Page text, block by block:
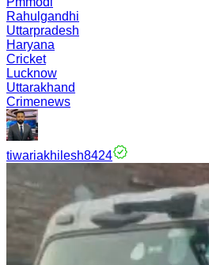
Rahulgandhi
Uttarpradesh
Haryana
Cricket
Lucknow
Uttarakhand
Crimenews
tiwariakhilesh8424